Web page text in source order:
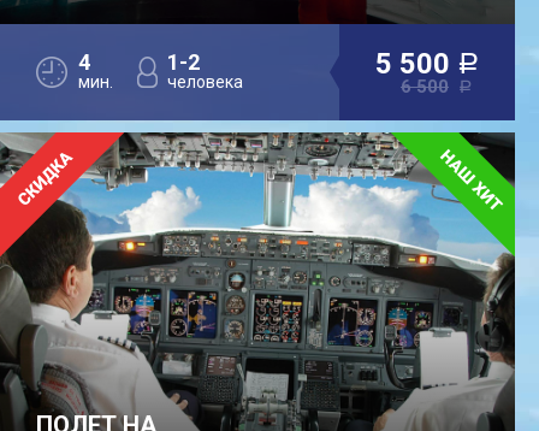
4
мин.
1-2
человека
5 500 a
6 500 a
ПОЛЕТ НА